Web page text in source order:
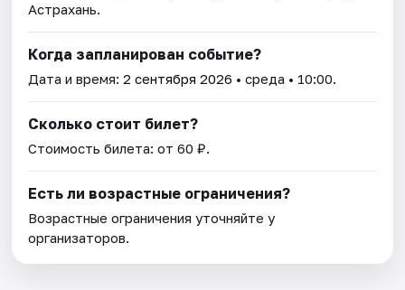
Астрахань.
Когда запланирован событие?
Дата и время:2 сентября 2026 • среда • 10:00.
Сколько стоит билет?
Стоимость билета: от 60 ₽.
Есть ли возрастные ограничения?
Возрастные ограничения уточняйте у
организаторов.